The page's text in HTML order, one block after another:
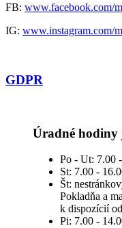
FB: www.facebook.com/
IG: www.instagram.com/
GDPR
Úradné hodiny
Po - Ut: 7.00
St: 7.00 -
Št:
Pokladňa a
k dispozícií
Pi: 7.00 -